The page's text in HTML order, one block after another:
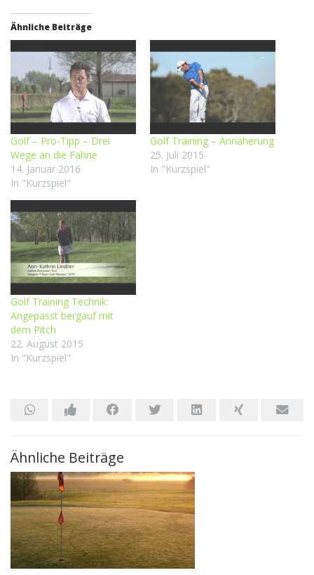
Ähnliche Beiträge
Golf – Pro-Tipp – Drei
Wege an die Fahne
14. Januar 2016
In "Kurzspiel"
Golf Training – Annäherung
25. Juli 2015
In "Kurzspiel"
Golf Training Technik:
Angepasst bergauf mit
dem Pitch
22. August 2015
In "Kurzspiel"
Ähnliche Beiträge